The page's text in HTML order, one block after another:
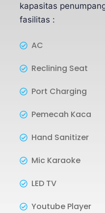
kapasitas
fasilitas :
AC
Reclining Seat
Port Charging
Pemecah Kaca
Hand Sanitizer
Mic Karaoke
LED TV
Youtube Player